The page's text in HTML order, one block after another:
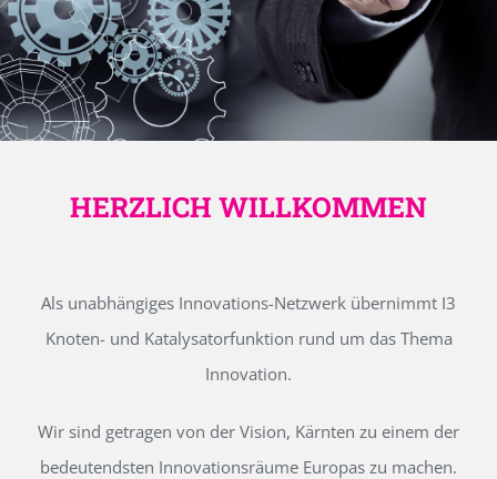
HERZLICH WILLKOMMEN
Als unabhängiges Innovations-Netzwerk übernimmt I3
Knoten- und Katalysatorfunktion rund um das Thema
Innovation.
Wir sind getragen von der Vision, Kärnten zu einem der
bedeutendsten Innovationsräume Europas zu machen.